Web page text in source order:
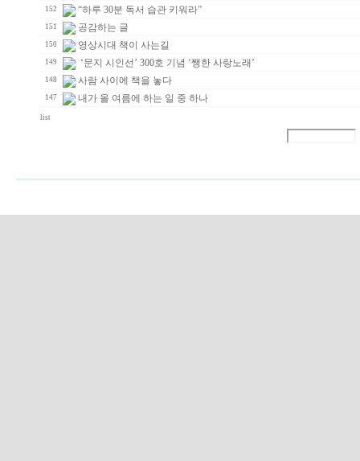
152 “하루 30분 독서 습관 키워라”
151 공감하는 글
150 영상시대 책이 사는길
149 ‘문지 시인선’ 300호 기념 ‘쨍한 사랑노래’
148 사람 사이에 책을 놓다
147 내가 올 여름에 하는 일 중 하나
list